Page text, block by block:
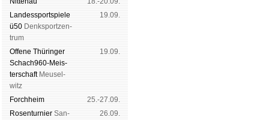
Landes­sport­spiele
ü50 Denk­sport­zen­
trum
19.09.
Offene Thü­rin­ger
Schach960-Meis­
ter­schaftMeu­sel­
witz
19.09.
Forch­heim
25.-27.09.
Rosen­tur­nier San­
26.09.